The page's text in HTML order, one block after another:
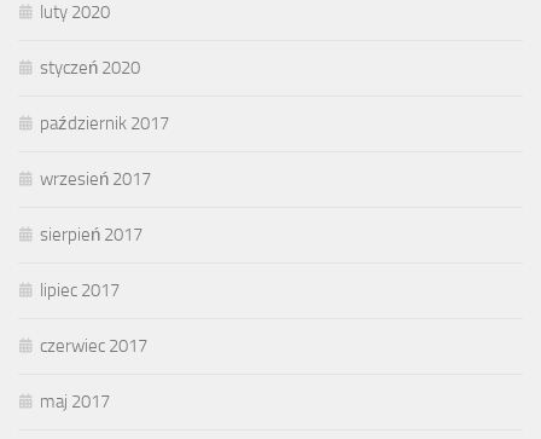
luty 2020
styczeń 2020
październik 2017
wrzesień 2017
sierpień 2017
lipiec 2017
czerwiec 2017
maj 2017